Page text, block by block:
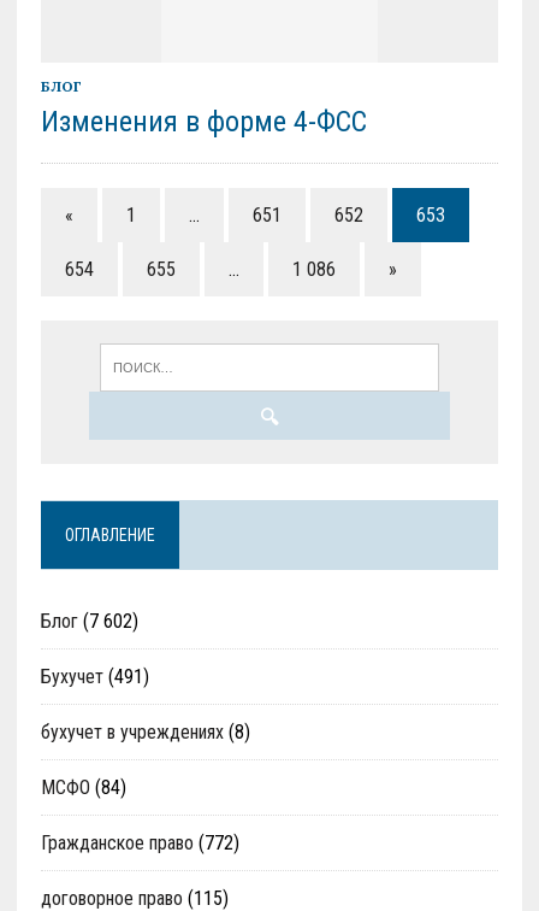
БЛОГ
Изменения в форме 4-ФСС
« 1 … 651 652 653
654 655 … 1 086 »
ОГЛАВЛЕНИЕ
Блог(7 602)
Бухучет(491)
бухучет в учреждениях(8)
МСФО (84)
Гражданское право (772)
договорное право (115)